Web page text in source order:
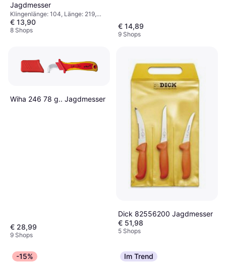
Jagdmesser
Klingenlänge: 104, Länge: 219,
Gewicht: 76
€ 13,90
8 Shops € 14,89
9 Shops
Wiha 246 78 g.. Jagdmesser
€ 28,99
9 Shops
Dick 82556200 Jagdmesser
€ 51,98
5 Shops
-15% Im Trend